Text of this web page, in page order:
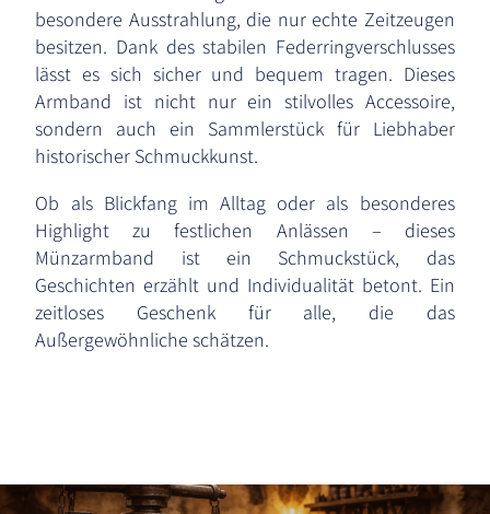
besondere Ausstrahlung, die nur echte Zeitzeugen
besitzen. Dank des stabilen Federringverschlusses
lässt es sich sicher und bequem tragen. Dieses
Armband ist nicht nur ein stilvolles Accessoire,
sondern auch ein Sammlerstück für Liebhaber
historischer Schmuckkunst.
Ob als Blickfang im Alltag oder als besonderes
Highlight zu festlichen Anlässen – dieses
Münzarmband ist ein Schmuckstück, das
Geschichten erzählt und Individualität betont. Ein
zeitloses Geschenk für alle, die das
Außergewöhnliche schätzen.